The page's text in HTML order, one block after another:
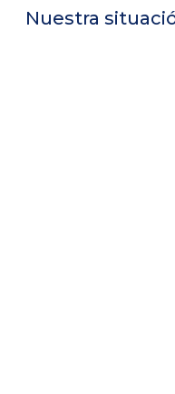
Nuestra